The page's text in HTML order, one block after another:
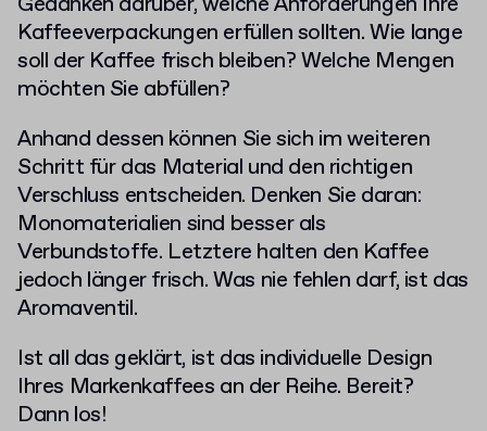
Kaffeeverpackungen erfüllen sollten. Wie lange
soll der Kaffee frisch bleiben? Welche Mengen
möchten Sie abfüllen?
Anhand dessen können Sie sich im weiteren
Schritt für das Material und den richtigen
Verschluss entscheiden. Denken Sie daran:
Monomaterialien sind besser als
Verbundstoffe. Letztere halten den Kaffee
jedoch länger frisch. Was nie fehlen darf, ist das
Aromaventil.
Ist all das geklärt, ist das individuelle Design
Ihres Markenkaffees an der Reihe. Bereit?
Dann los!